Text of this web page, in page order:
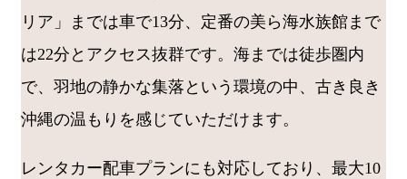
リア」までは車で13分、定番の美ら海水族館まで
は22分とアクセス抜群です。海までは徒歩圏内
で、羽地の静かな集落という環境の中、古き良き
沖縄の温もりを感じていただけます。
レンタカー配車プランにも対応しており、最大10